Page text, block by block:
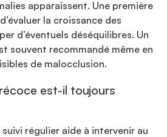
apparaissent. Une première
la croissance des
d’éventuels déséquilibres. Un
souvent recommandé même en
de malocclusion.
est-il toujours
régulier aide à intervenir au